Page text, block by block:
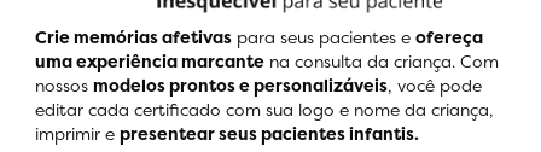
Crie memórias afetivas para seus pacientes e ofereça
uma experiência marcante na consulta da criança. Com
nossos modelos prontos e personalizáveis, você pode
editar cada certificado com sua logo e nome da criança,
imprimir e presentear seus pacientes infantis.